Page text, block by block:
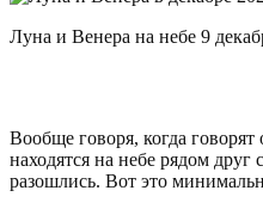
Луна и Венера на небе 9
Вообще говоря, когда
находятся на небе рядом друг
разошлись. Вот это